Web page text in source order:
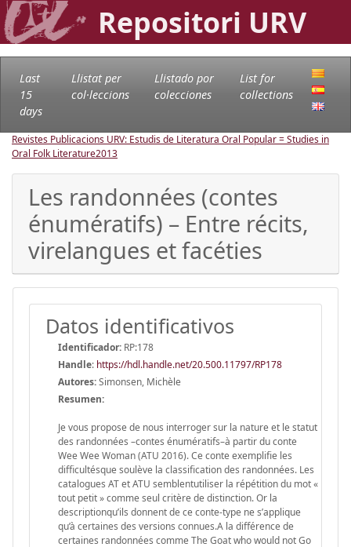
Repositori URV
Last
15
days
Llistat per
col·leccions
Llistado por
colecciones
List for
collections
Revistes Publicacions URV: Estudis de Literatura Oral Popular = Studies in
Oral Folk Literature2013
Les randonnées (contes
énumératifs) – Entre récits,
virelangues et facéties
Datos identificativos
Identificador: RP:178
Handle: https://hdl.handle.net/20.500.11797/RP178
Autores:Simonsen, Michèle
Resumen:
Je vous propose de nous interroger sur la nature et le statut
des randonnées –contes énumératifs–à partir du conte
Wee Wee Woman (ATU 2016). Ce conte exemplifie les
difficultésque soulève la classification des randonnées. Les
catalogues AT et ATU semblentutiliser la répétition du mot «
tout petit » comme seul critère de distinction. Or la
descriptionqu’ils donnent de ce conte-type ne s’applique
qu’à certaines des versions connues.A la différence de
certaines randonnées comme The Goat who would not Go